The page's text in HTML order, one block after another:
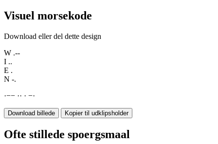
Visuel morsekode
Download eller del dette design
W .--
I ..
E .
N -.
·−− ·· · −·
Download billede Kopier til udklipsholder
Ofte stillede spoergsmaal